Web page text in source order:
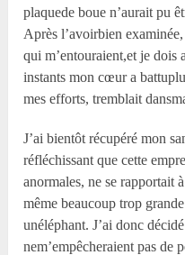
plaquede boue n’aurait pu
Après l’avoirbien
qui m’entouraient,et je dois
instants mon cœur a
mes efforts, tremblait
J’ai bientôt récupéré mon
réfléchissant que cette
anormales, ne se rapportait
même beaucoup trop
unéléphant. J’ai donc
nem’empêcheraient pas